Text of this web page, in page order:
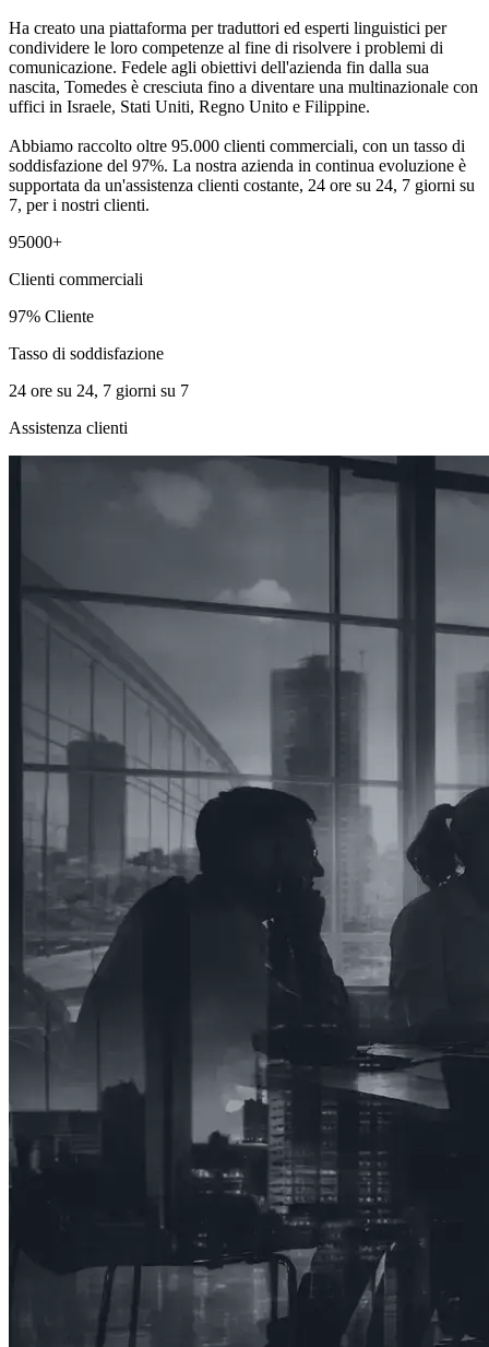
Ha creato una piattaforma per traduttori ed esperti linguistici per
condividere le loro competenze al fine di risolvere i problemi di
comunicazione. Fedele agli obiettivi dell'azienda fin dalla sua
nascita, Tomedes è cresciuta fino a diventare una multinazionale con
uffici in Israele, Stati Uniti, Regno Unito e Filippine.
Abbiamo raccolto oltre 95.000 clienti commerciali, con un tasso di
soddisfazione del 97%. La nostra azienda in continua evoluzione è
supportata da un'assistenza clienti costante, 24 ore su 24, 7 giorni su
7, per i nostri clienti.
95000+
Clienti commerciali
97% Cliente
Tasso di soddisfazione
24 ore su 24, 7 giorni su 7
Assistenza clienti